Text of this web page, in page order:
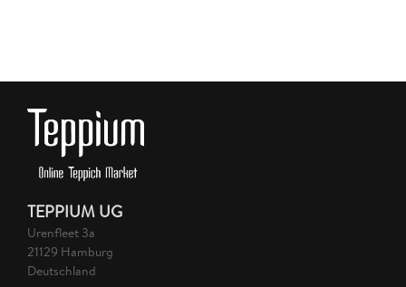
TEPPIUM UG
Urenfleet 3a
21129 Hamburg
Deutschland